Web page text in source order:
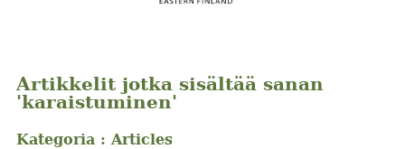
Artikkelit jotka sisältää sanan
'karaistuminen'
Kategoria : Articles